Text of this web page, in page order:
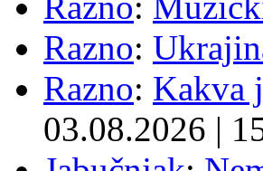
Razno:
Razno: Kakva
03.08.2026 |